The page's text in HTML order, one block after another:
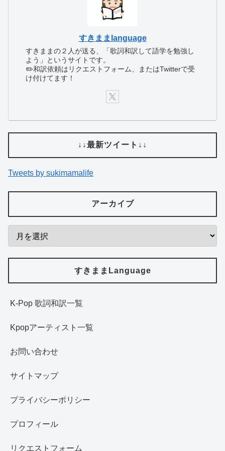
すきままlanguage
すきままの２人が送る、「歌詞和訳して語学を勉強し
よう」というサイトです。
✏️和訳依頼はリクエストフォーム、またはTwitterで受
け付けてます！
↓↓最新ツイート↓↓
Tweets by sukimamalife
アーカイブ
すきままLanguage
K-Pop 歌詞和訳一覧
Kpopアーティスト一覧
お問い合わせ
サイトマップ
プライバシーポリシー
プロフィール
リクエストフォーム